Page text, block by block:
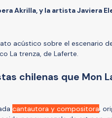
Akrilla, y la artista Javiera
acústico sobre el escenario
La trenza, de Laferte.
chilenas que Mon
cantautora y compositora,